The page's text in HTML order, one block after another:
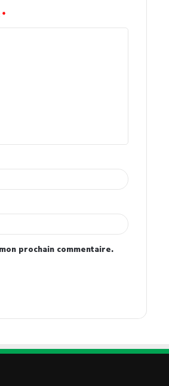
*
prochain commentaire.